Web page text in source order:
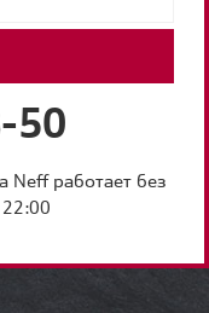
50
Neff работает без